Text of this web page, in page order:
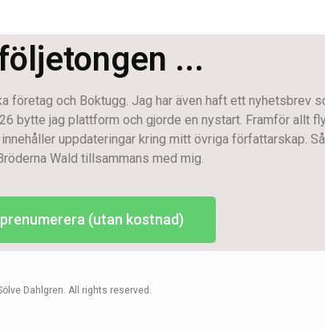
...
företag och Boktugg. Jag har även haft ett nyhetsbrev
bytte jag plattform och gjorde en nystart. Framför allt
uppdateringar kring mitt övriga författarskap.
Wald tillsammans med mig.
(utan kostnad)
Dahlgren. All rights reserved.